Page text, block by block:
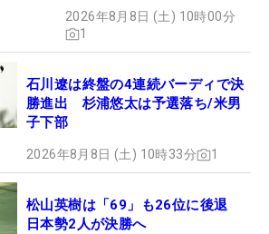
2026年8月8日 (土) 10時00分
1
石川遼は終盤の4連続バーディで決
勝進出 杉浦悠太は予選落ち/米男
子下部
2026年8月8日 (土) 10時33分 1
松山英樹は「69」も26位に後退
日本勢2人が決勝へ